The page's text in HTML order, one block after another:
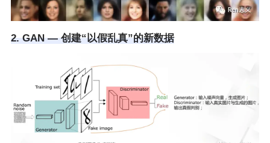
2. GAN — 创建“以假乱真”的新数据